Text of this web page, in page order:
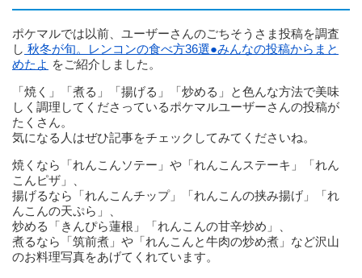
ポケマルでは以前、ユーザーさんのごちそうさま投稿を調査
し 秋冬が旬。レンコンの食べ方36選●みんなの投稿からまと
めたよ をご紹介しました。
「焼く」「煮る」「揚げる」「炒める」と色んな方法で美味
しく調理してくださっているポケマルユーザーさんの投稿が
たくさん。
気になる人はぜひ記事をチェックしてみてくださいね。
焼くなら「れんこんソテー」や「れんこんステーキ」「れん
こんピザ」、
揚げるなら「れんこんチップ」「れんこんの挟み揚げ」「れ
んこんの天ぷら」、
炒める「きんぴら蓮根」「れんこんの甘辛炒め」、
煮るなら「筑前煮」や「れんこんと牛肉の炒め煮」など沢山
のお料理写真をあげてくれています。